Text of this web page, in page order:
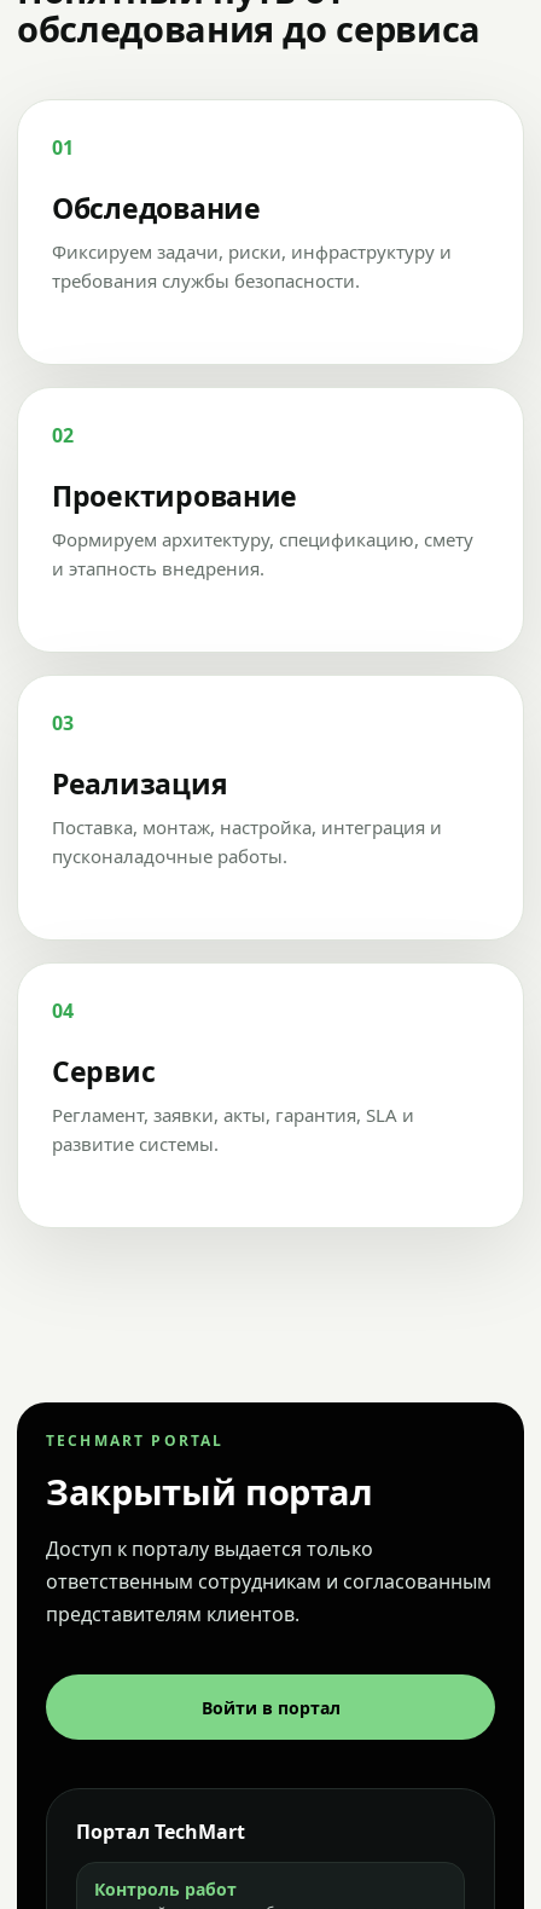
обследования до сервиса
01
Обследование
Фиксируем задачи, риски, инфраструктуру и
требования службы безопасности.
02
Проектирование
Формируем архитектуру, спецификацию, смету
и этапность внедрения.
03
Реализация
Поставка, монтаж, настройка, интеграция и
пусконаладочные работы.
04
Сервис
Регламент, заявки, акты, гарантия, SLA и
развитие системы.
TECHMART PORTAL
Закрытый портал
Доступ к порталу выдается только
ответственным сотрудникам и согласованным
представителям клиентов.
Войти в портал
Портал TechMart
Контроль работ